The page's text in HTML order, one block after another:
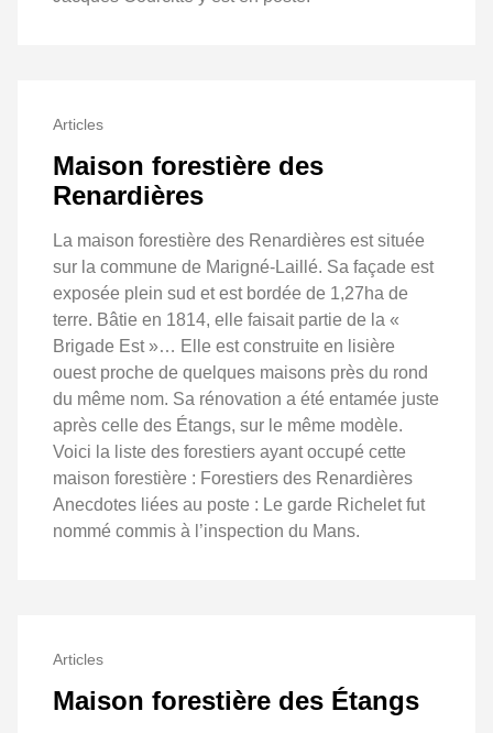
Articles
Maison forestière des
Renardières
La maison forestière des Renardières est située
sur la commune de Marigné-Laillé. Sa façade est
exposée plein sud et est bordée de 1,27ha de
terre. Bâtie en 1814, elle faisait partie de la «
Brigade Est »… Elle est construite en lisière
ouest proche de quelques maisons près du rond
du même nom. Sa rénovation a été entamée juste
après celle des Étangs, sur le même modèle.
Voici la liste des forestiers ayant occupé cette
maison forestière : Forestiers des Renardières
Anecdotes liées au poste : Le garde Richelet fut
nommé commis à l’inspection du Mans.
Articles
Maison forestière des Étangs